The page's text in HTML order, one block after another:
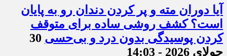
آیا دوران مته و پر کردن دندان رو به پایان
است؟ کشف روشی ساده برای متوقف
کردن پوسیدگی بدون درد و بی‌حسی 30
جولای 2026 - 14:03